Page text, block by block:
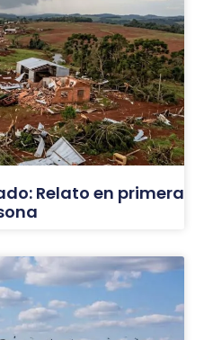
Relato en primera